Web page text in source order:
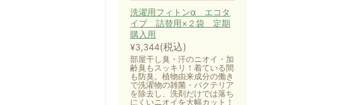
洗濯用フィトンα エコタ
イプ 詰替用×２袋 定期
購入用
¥3,344(税込)
部屋干し臭・汗のニオイ・加
齢臭もスッキリ！着ている間
も防臭。植物由来成分の働き
で洗濯物の雑菌・バクテリア
を除去し、洗剤だけでは落ち
にくいニオイを大幅カット！